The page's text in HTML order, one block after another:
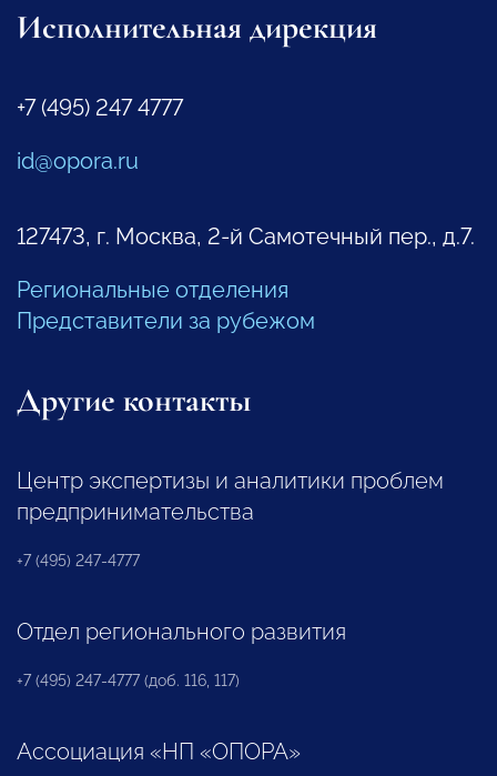
Исполнительная дирекция
+7 (495) 247 4777
id@opora.ru
127473, г. Москва, 2-й Самотечный пер., д.7.
Региональные отделения
Представители за рубежом
Другие контакты
Центр экспертизы и аналитики проблем
предпринимательства
+7 (495) 247-4777
Отдел регионального развития
+7 (495) 247-4777 (доб. 116, 117)
Ассоциация «НП «ОПОРА»